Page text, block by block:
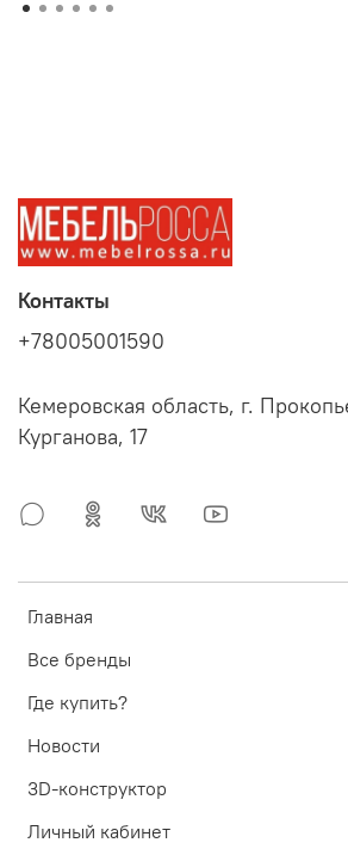
Главная
Все бренды
Где купить?
Новости
3D-конструктор
Личный кабинет
Контакты
+78005001590
Кемеровская область, г.
Курганова, 17